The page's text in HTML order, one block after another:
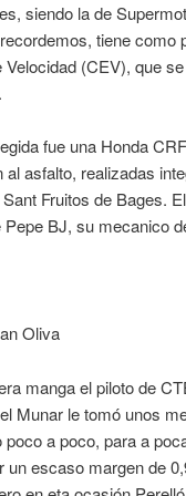
siendo la de
tiene como
Velocidad (CEV), que
fue una Honda
al asfalto, realizadas
Fruitos de Bages.
Pepe BJ, su mecanico
Oliva
manga el piloto de
Munar le tomó unos
poco a poco, para a
un escaso margen de